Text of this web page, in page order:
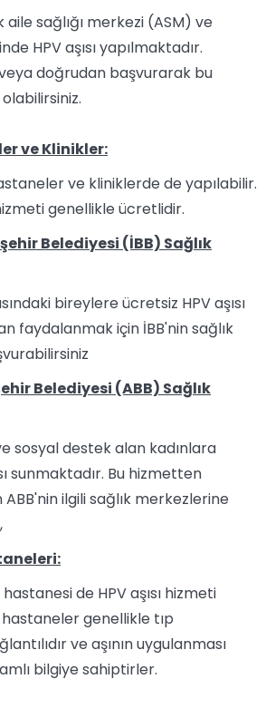
sağlığı merkezi (ASM) ve
HPV aşısı yapılmaktadır.
doğrudan başvurarak bu
ve Klinikler:
ve kliniklerde de yapılabilir.
genellikle ücretlidir.
Belediyesi (İBB) Sağlık
bireylere ücretsiz HPV aşısı
faydalanmak için İBB'nin sağlık
Belediyesi (ABB) Sağlık
sosyal destek alan kadınlara
sunmaktadır. Bu hizmetten
ilgili sağlık merkezlerine
de HPV aşısı hizmeti
genellikle tıp
ve aşının uygulanması
bilgiye sahiptirler.